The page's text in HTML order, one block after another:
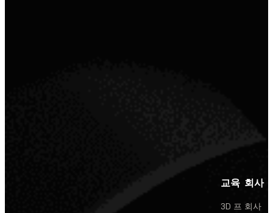
교육
3D 프
회사
회사